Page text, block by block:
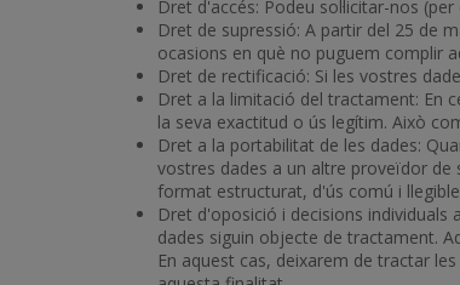
Dret d'accés: Podeu sol·licitar-nos
Dret de supressió: A partir del 25 de
ocasions en què no puguem complir
Dret de rectificació: Si les vostres
Dret a la limitació del tractament: En
la seva exactitud o ús legítim. Això
Dret a la portabilitat de les dades:
vostres dades a un altre proveïdor de
format estructurat, d'ús comú i
Dret d'oposició i decisions
dades siguin objecte de tractament.
En aquest cas, deixarem de tractar